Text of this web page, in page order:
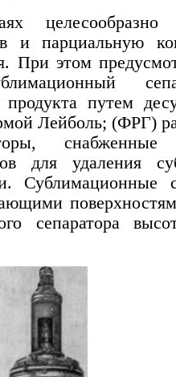
целесообразно
и парциальную
При этом
продукта путем
Лейболь; (ФРГ)
снабженные
для удаления
Сублимационные
сепаратора